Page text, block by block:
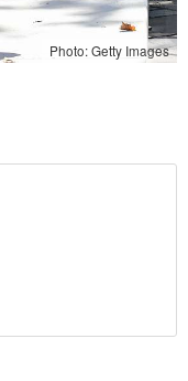
Photo: Getty Images